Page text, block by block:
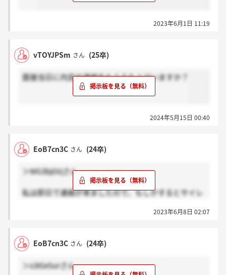
2023年6月1日 11:19
vTOYJPSm さん (25卒)
面接当日に内定の連絡をもらえた人はいますか？
2024年5月15日 00:40
EoB7cn3C さん (24卒)
＞WG3bjGVjさん
私は即日で連絡が来ましたので、もしかするとサイレ
2023年6月8日 02:07
EoB7cn3C さん (24卒)
＞s3IGxSurさん